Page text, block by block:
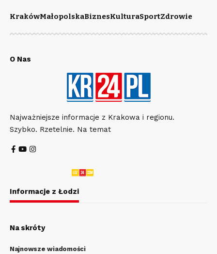
KrakówMałopolskaBiznesKulturaSportZdrowie
O Nas
Najważniejsze informacje z Krakowa i regionu.
Szybko. Rzetelnie. Na temat
Informacje z Łodzi
Na skróty
Najnowsze wiadomości